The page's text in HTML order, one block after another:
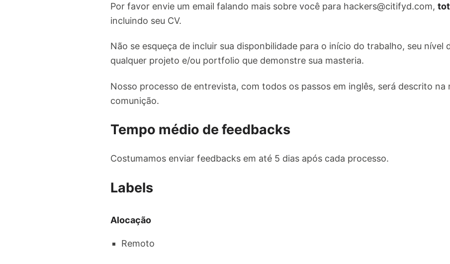
Por favor envie um email falando mais sobre você para hackers@citifyd.com,
incluindo seu CV.
Não se esqueça de incluir sua disponbilidade para o início do trabalho, seu nível
qualquer projeto e/ou portfolio que demonstre sua masteria.
Nosso processo de entrevista, com todos os passos em inglês, será descrito na
comunição.
Tempo médio de feedbacks
Costumamos enviar feedbacks em até 5 dias após cada processo.
Labels
Alocação
Remoto